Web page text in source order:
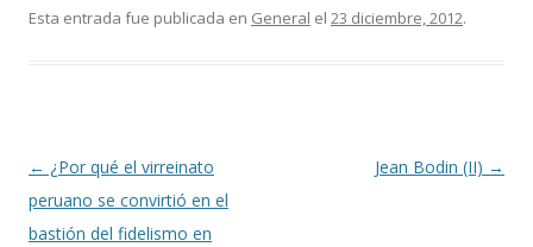
e
k
itt m
r
Esta entrada fue publicada en General el 23 diciembre, 2012.
Navegación
de
entradas
← ¿Por qué el virreinato
peruano se convirtió en el
bastión del fidelismo en
Jean Bodin (II) →